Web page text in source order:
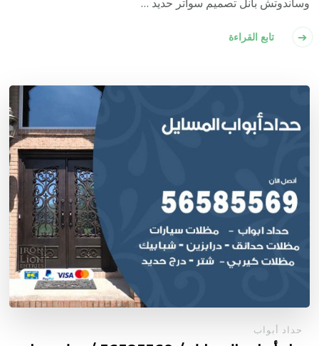
تابع القراءة
حداد أبواب